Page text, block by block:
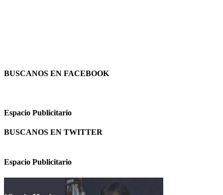
BUSCANOS EN FACEBOOK
Espacio Publicitario
BUSCANOS EN TWITTER
Espacio Publicitario